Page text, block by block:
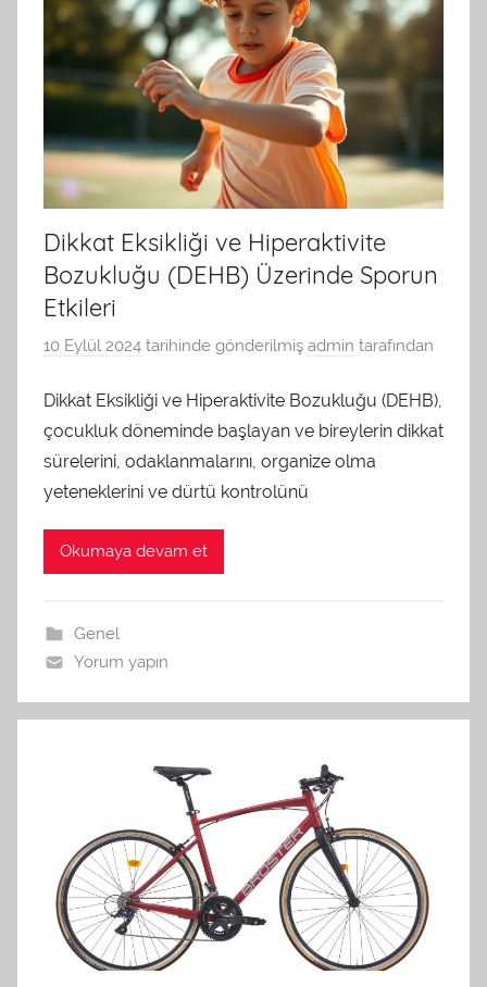
Dikkat Eksikliği ve Hiperaktivite
Bozukluğu (DEHB) Üzerinde Sporun
Etkileri
10 Eylül 2024 tarihinde gönderilmiş admin tarafından
Dikkat Eksikliği ve Hiperaktivite Bozukluğu (DEHB),
çocukluk döneminde başlayan ve bireylerin dikkat
sürelerini, odaklanmalarını, organize olma
yeteneklerini ve dürtü kontrolünü
Okumaya devam et
Genel
Yorum yapın